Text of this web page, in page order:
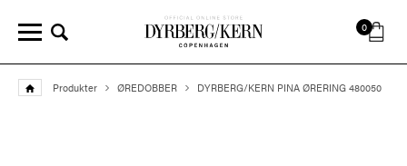
0
Produkter ØREDOBBER DYRBERG/KERN PINA ØRERING 480050